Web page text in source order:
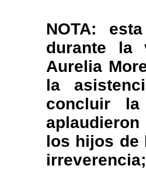
NOTA:
durante la
Aurelia
la
concluir la
los hijos de